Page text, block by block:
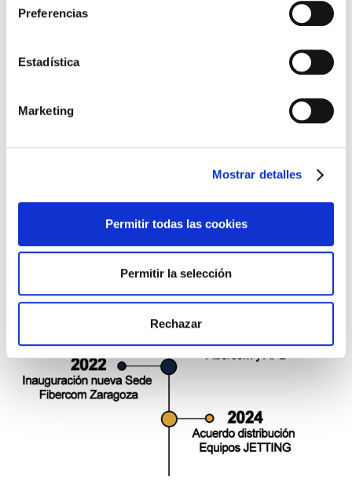
Preferencias
Estadística
Marketing
Mostrar detalles
Permitir todas las cookies
Permitir la selección
Rechazar